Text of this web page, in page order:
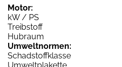
Motor:
kW / PS
Treibstoff
Hubraum
Umweltnormen:
Schadstoffklasse